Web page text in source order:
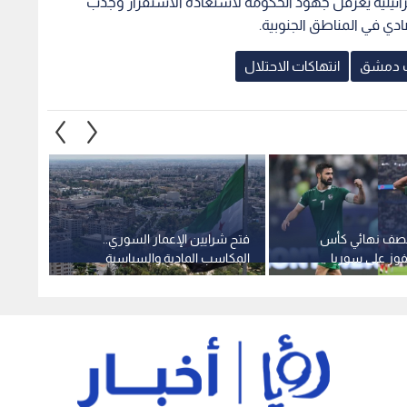
في المناطق الجنوبية.
دمشق انتهاكات الاحتلال
فتح شرايين الإعمار السوري..
المكاسب المادية والسياسية
لإلغاء "قانون قيصر"
نصف نهائي كأس
على سوريا
لا شيئ